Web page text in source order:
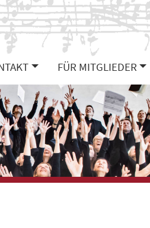
FÜR MITGLIEDER